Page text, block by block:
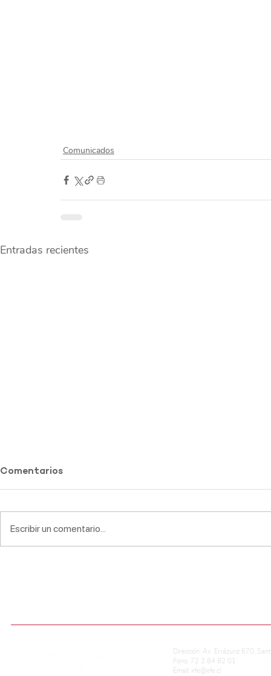
Comunicados
Entradas recientes
Comentarios
Escribir un comentario...
Dirección: Av. Errázuriz 670,
Fono: 72 2 84 82 01
Email:
irfe@irfe.cl